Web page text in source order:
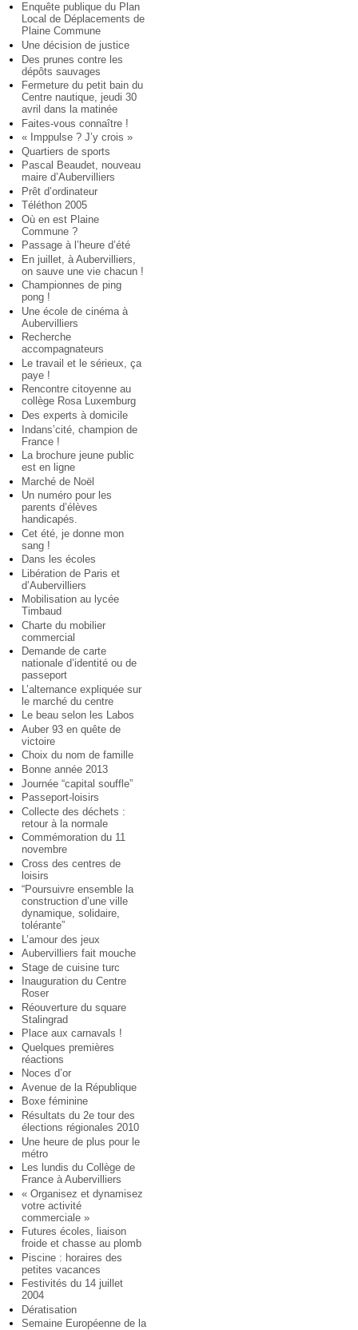
Enquête publique du Plan
Local de Déplacements de
Plaine Commune
Une décision de justice
Des prunes contre les
dépôts sauvages
Fermeture du petit bain du
Centre nautique, jeudi 30
avril dans la matinée
Faites-vous connaître !
« Imppulse ? J’y crois »
Quartiers de sports
Pascal Beaudet, nouveau
maire d’Aubervilliers
Prêt d’ordinateur
Téléthon 2005
Où en est Plaine
Commune ?
Passage à l’heure d’été
En juillet, à Aubervilliers,
on sauve une vie chacun !
Championnes de ping
pong !
Une école de cinéma à
Aubervilliers
Recherche
accompagnateurs
Le travail et le sérieux, ça
paye !
Rencontre citoyenne au
collège Rosa Luxemburg
Des experts à domicile
Indans’cité, champion de
France !
La brochure jeune public
est en ligne
Marché de Noël
Un numéro pour les
parents d’élèves
handicapés.
Cet été, je donne mon
sang !
Dans les écoles
Libération de Paris et
d’Aubervilliers
Mobilisation au lycée
Timbaud
Charte du mobilier
commercial
Demande de carte
nationale d’identité ou de
passeport
L’alternance expliquée sur
le marché du centre
Le beau selon les Labos
Auber 93 en quête de
victoire
Choix du nom de famille
Bonne année 2013
Journée “capital souffle”
Passeport-loisirs
Collecte des déchets :
retour à la normale
Commémoration du 11
novembre
Cross des centres de
loisirs
“Poursuivre ensemble la
construction d’une ville
dynamique, solidaire,
tolérante”
L’amour des jeux
Aubervilliers fait mouche
Stage de cuisine turc
Inauguration du Centre
Roser
Réouverture du square
Stalingrad
Place aux carnavals !
Quelques premières
réactions
Noces d’or
Avenue de la République
Boxe féminine
Résultats du 2e tour des
élections régionales 2010
Une heure de plus pour le
métro
Les lundis du Collège de
France à Aubervilliers
« Organisez et dynamisez
votre activité
commerciale »
Futures écoles, liaison
froide et chasse au plomb
Piscine : horaires des
petites vacances
Festivités du 14 juillet
2004
Dératisation
Semaine Européenne de la